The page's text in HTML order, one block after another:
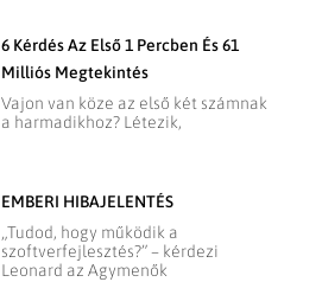
6 Kérdés Az Első 1 Percben És 61
Milliós Megtekintés
Vajon van köze az első két számnak
a harmadikhoz? Létezik,
EMBERI HIBAJELENTÉS
„Tudod, hogy működik a
szoftverfejlesztés?” – kérdezi
Leonard az Agymenők